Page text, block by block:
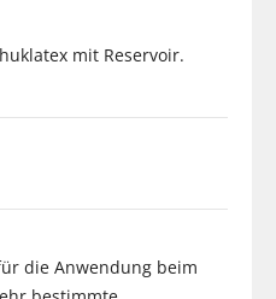
mit Reservoir.
die Anwendung beim